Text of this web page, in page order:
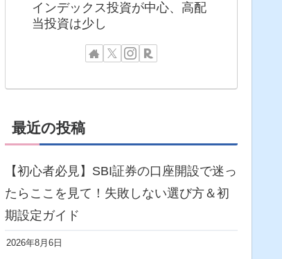
インデックス投資が中心、高配
当投資は少し
最近の投稿
【初心者必見】SBI証券の口座開設で迷っ
たらここを見て！失敗しない選び方＆初
期設定ガイド
2026年8月6日